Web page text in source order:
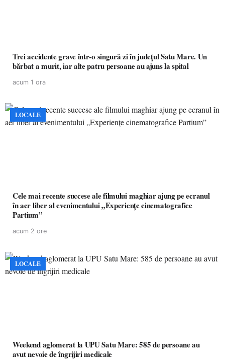
Trei accidente grave într-o singură zi în județul Satu Mare. Un
bărbat a murit, iar alte patru persoane au ajuns la spital
acum 1 ora
LOCALE
Cele mai recente succese ale filmului maghiar ajung pe ecranul
în aer liber al evenimentului „Experiențe cinematografice
Partium”
acum 2 ore
LOCALE
Weekend aglomerat la UPU Satu Mare: 585 de persoane au
avut nevoie de îngrijiri medicale